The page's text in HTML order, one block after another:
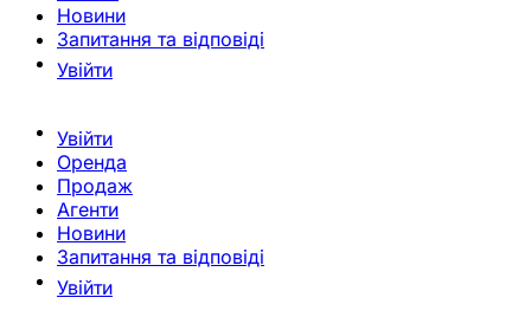
Новини
Запитання та відповіді
Увійти
Увійти
Оренда
Продаж
Агенти
Новини
Запитання та відповіді
Увійти